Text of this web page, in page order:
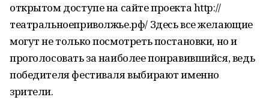
открытом доступе на сайте проекта http://
театральноеприволжье.рф/ Здесь все желающие
могут не только посмотреть постановки, но и
проголосовать за наиболее понравившийся, ведь
победителя фестиваля выбирают именно
зрители.